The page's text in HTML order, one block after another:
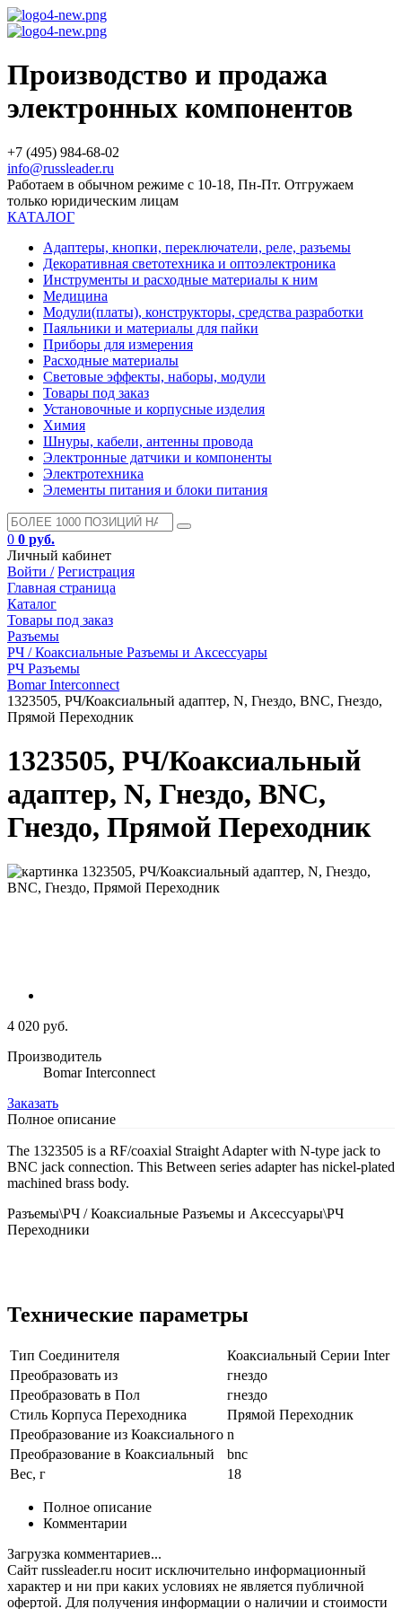
Производство и продажа
электронных компонентов
+7 (495) 984-68-02
info@russleader.ru
Работаем в обычном режиме с 10-18, Пн-Пт. Отгружаем
только юридическим лицам
КАТАЛОГ
Адаптеры, кнопки, переключатели, реле, разъемы
Декоративная светотехника и оптоэлектроника
Инструменты и расходные материалы к ним
Медицина
Модули(платы), конструкторы, средства разработки
Паяльники и материалы для пайки
Приборы для измерения
Расходные материалы
Световые эффекты, наборы, модули
Товары под заказ
Установочные и корпусные изделия
Химия
Шнуры, кабели, антенны провода
Электронные датчики и компоненты
Электротехника
Элементы питания и блоки питания
0 0 руб.
Личный кабинет
Войти / Регистрация
Главная страница
Каталог
Товары под заказ
Разъемы
РЧ / Коаксиальные Разъемы и Аксессуары
РЧ Разъемы
Bomar Interconnect
1323505, РЧ/Коаксиальный адаптер, N, Гнездо, BNC, Гнездо,
Прямой Переходник
1323505, РЧ/Коаксиальный
адаптер, N, Гнездо, BNC,
Гнездо, Прямой Переходник
4 020 руб.
Производитель
Bomar Interconnect
Заказать
Полное описание
The 1323505 is a RF/coaxial Straight Adapter with N-type jack to
BNC jack connection. This Between series adapter has nickel-plated
machined brass body.
Разъемы\РЧ / Коаксиальные Разъемы и Аксессуары\РЧ
Переходники
Технические параметры
Тип Соединителя
Коаксиальный Серии Inter
Преобразовать из
гнездо
Преобразовать в Пол
гнездо
Стиль Корпуса Переходника
Прямой Переходник
Преобразование из Коаксиального n
Преобразование в Коаксиальный
bnc
Вес, г
18
Полное описание
Комментарии
Загрузка комментариев...
Сайт russleader.ru носит исключительно информационный
характер и ни при каких условиях не является публичной
офертой. Для получения информации о наличии и стоимости